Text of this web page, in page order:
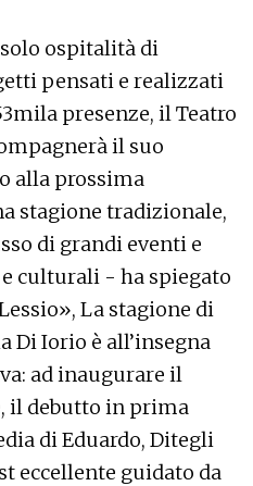
ospitalità di
pensati e realizzati
presenze, il Teatro
il suo
alla prossima
stagione tradizionale,
di grandi eventi e
culturali - ha spiegato
La stagione di
Di Iorio è all’insegna
ad inaugurare il
il debutto in prima
di Eduardo, Ditegli
eccellente guidato da